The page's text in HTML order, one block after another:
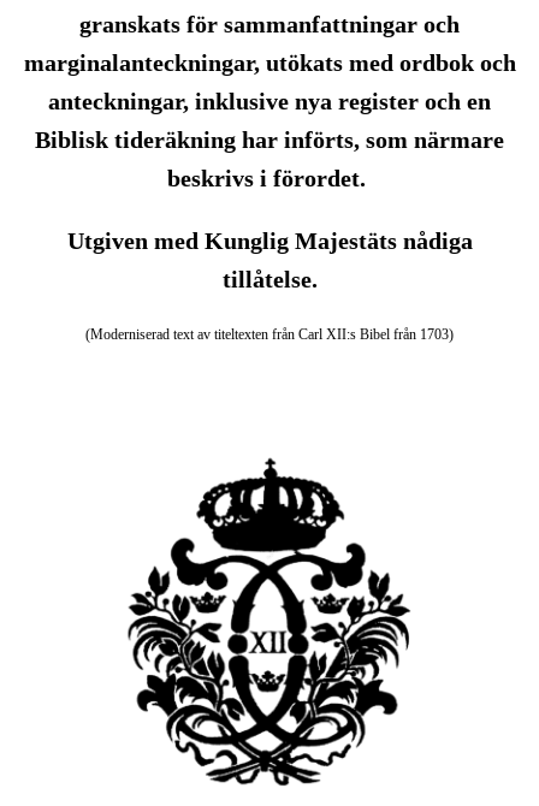
granskats för sammanfattningar och
marginalanteckningar, utökats med ordbok och
anteckningar, inklusive nya register och en
Biblisk tideräkning har införts, som närmare
beskrivs i förordet.
Utgiven med Kunglig Majestäts nådiga
tillåtelse.
(Moderniserad text av titeltexten från Carl XII:s Bibel från 1703)